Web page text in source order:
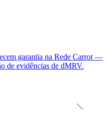
garantia na Rede Carrot —
de evidências de dMRV.